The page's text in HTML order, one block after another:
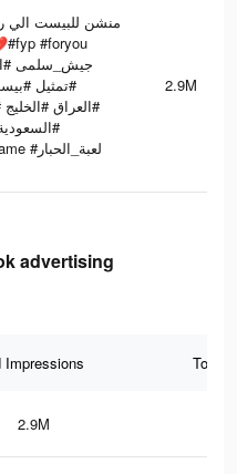
منشن للبيست الي
#تمثيل
#العراق
#squidgame #لعبة_الحبار
2.9M
advertising
Impressions Total
2.9M